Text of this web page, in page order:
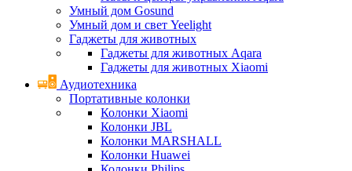
Умный дом Gosund
Умный дом и свет Yeelight
Гаджеты для животных
Гаджеты для животных Aqara
Гаджеты для животных Xiaomi
Аудиотехника
Портативные колонки
Колонки Xiaomi
Колонки JBL
Колонки MARSHALL
Колонки Huawei